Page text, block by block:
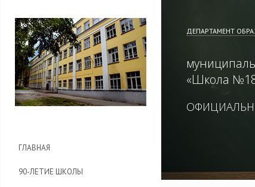
ГЛАВНАЯ
90-ЛЕТИЕ ШКОЛЫ
ДЕПАРТАМЕНТ
«Школа